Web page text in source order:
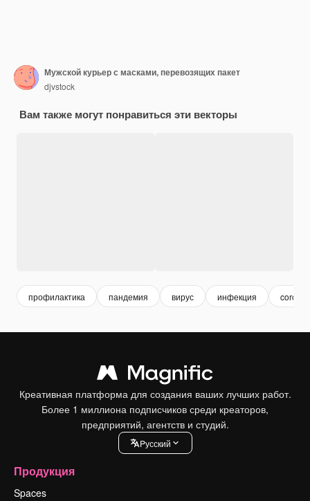
Мужской курьер с масками, перевозящих пакет
djvstock
Вам также могут понравиться эти векторы
профилактика пандемия вирус инфекция
Креативная платформа для создания ваших лучших работ.
Более 1 миллиона подписчиков среди креаторов,
предприятий, агентств и студий.
Pусский
Продукция
Spaces